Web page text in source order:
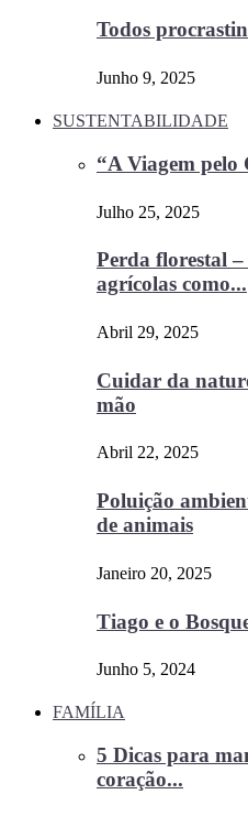
Todos
Junho 9, 2025
SUSTENTABILIDADE
“A Viagem pelo
Julho 25, 2025
Perda florestal
agrícolas como...
Abril 29, 2025
Cuidar da
mão
Abril 22, 2025
Poluição
de animais
Janeiro 20, 2025
Tiago e o
Junho 5, 2024
FAMÍLIA
5 Dicas para
coração...